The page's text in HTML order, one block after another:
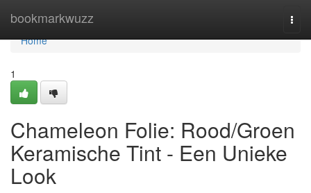
bookmarkwuzz
Home
Home
1
Chameleon Folie: Rood/Groen
Keramische Tint - Een Unieke
Look